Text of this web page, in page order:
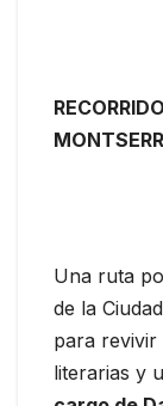
Una ruta
de la
para revivir
literarias y